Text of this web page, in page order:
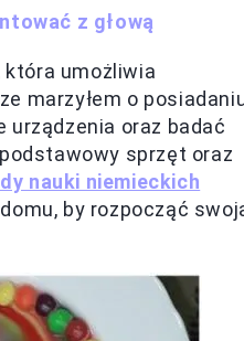
z głową
która umożliwia
marzyłem o
oraz badać
sprzęt oraz
nauki niemieckich
by rozpocząć